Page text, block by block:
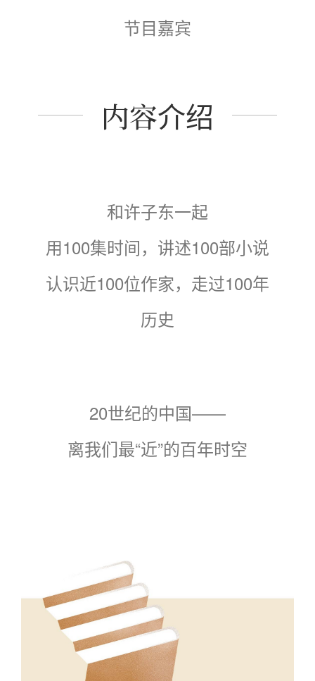
节目嘉宾
内容介绍
和许子东一起
用100集时间，讲述100部小说
认识近100位作家，走过100年
历史
20世纪的中国——
离我们最“近”的百年时空